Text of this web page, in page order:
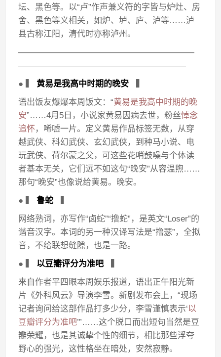
坛、黑色等。以“卢”作声兼义符的字皆与炉灶、房
舍、黑色等义相关，如炉、垆、庐、泸等……泸
县古称江阳，清代时亦称泸州。
—————————————————————
————————————————————
● ▍ 黄易是我高中时期的晚安
语出饭友爆爆本周饭文：“黄易是我高中时期的晚
安”……4月5日，小说家黄易因病去世，粉丝悼念
追怀 ，唏嘘一片。定义黄易作品标签无数，从穿
越武侠、科幻武侠、玄幻武侠，到种马小说、电
玩武侠、荷尔蒙之父，可这些花哨鼓噪与个体读
者基本无关，它们远不如这句“晚安”从容温煦……
那句“晚安”也像说给黄易。晚安。
● ▍
鲁蛇
网络熟词，亦写作“卤蛇”“撸蛇”，是英文“Loser”的
谐音汉字。本词的另一种汉译写法是“撸瑟”，全拟
音，不给联想缝隙，也是一路。
● ▍ 以豆瓣评分为准吧
来自作者平四眼本周娱乐报道，语出正午阳光新
片《外科风云》导演李雪。新剧发布会上，“现场
记者询问给这部作品打多少分，李雪谨慎表示‘以
豆瓣评分为准吧’”……这个脱口而出短句当然是豆
瓣荣耀，也是其诚挚个性的细节，相比那些浮夸
野心的强光，这性格坐在暗处，安然寂静。